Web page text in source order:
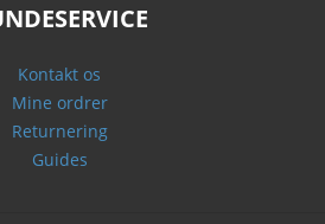
Kontakt os
Mine ordrer
Returnering
Guides